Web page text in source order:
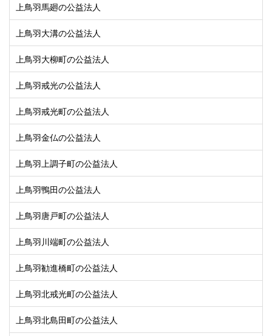
上鳥羽馬廻の公益法人
上鳥羽大溝の公益法人
上鳥羽大柳町の公益法人
上鳥羽戒光の公益法人
上鳥羽戒光町の公益法人
上鳥羽金仏の公益法人
上鳥羽上調子町の公益法人
上鳥羽鴨田の公益法人
上鳥羽唐戸町の公益法人
上鳥羽川端町の公益法人
上鳥羽勧進橋町の公益法人
上鳥羽北戒光町の公益法人
上鳥羽北島田町の公益法人